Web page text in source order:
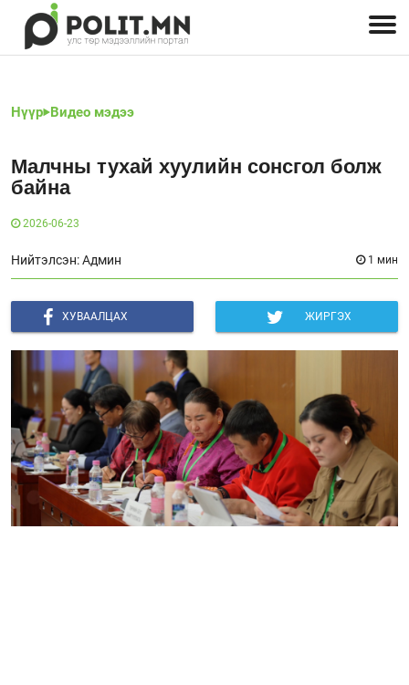
Нүүр Видео мэдээ
Малчны тухай хуулийн сонсгол болж
байна
2026-06-23
Нийтэлсэн: Админ 1 мин
ХУВААЛЦАХ ЖИРГЭХ